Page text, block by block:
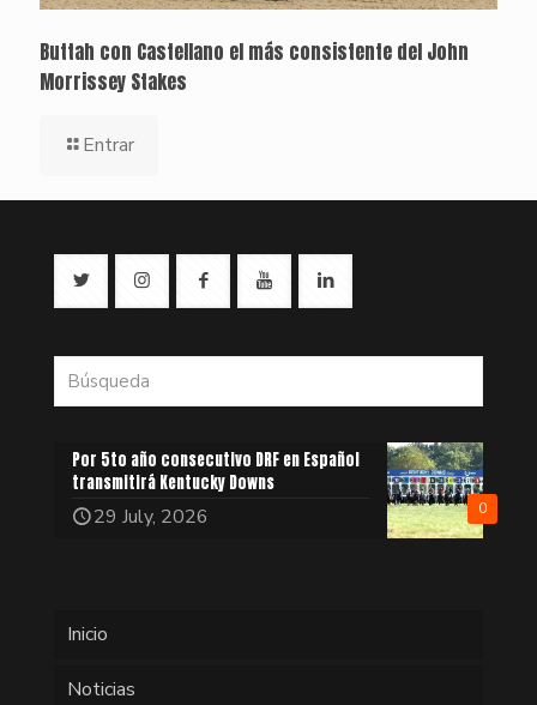
Buttah con Castellano el más consistente del John
Morrissey Stakes
Entrar
0
Por 5to año consecutivo DRF en Español
transmitirá Kentucky Downs
29 July, 2026
Inicio
Noticias